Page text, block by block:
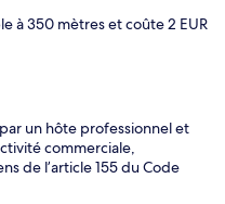
à 350 mètres et coûte 2 EUR
un hôte professionnel et
commerciale,
de l’article 155 du Code